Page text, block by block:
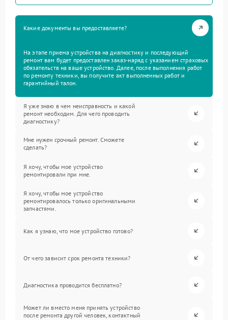
Какие документы вы предоставляете?
На этапе приема устройства на диагностику и последующий
ремонт вам будет предоставлен заказ-наряд с указанием страховых
обязательств на ваше устройство. Далее, после выполнения работ
по ремонту техники, вы получите акт выполненных работ и
гарантийный талон.
Я уже знаю в чем неисправность и какой
ремонт необходим. Для чего проводить
диагностику?
Мне нужен срочный ремонт. Сможете
сделать?
Я хочу, чтобы мое устройство
ремонтировали при мне.
Я хочу, чтобы мое устройство
ремонтировалось только оригинальными
запчастями.
Как я узнаю, что мое устройство готово?
От чего зависит срок ремонта техники?
Диагностика проводится бесплатно?
Может ли вместо меня принять устройство
после ремонта другой человек, контактный